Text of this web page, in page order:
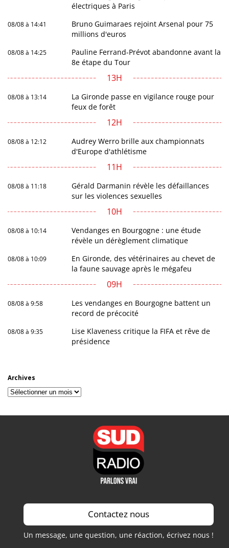
électriques à Paris
08/08 à 14:41
Bruno Guimaraes rejoint Arsenal pour 75
millions d'euros
08/08 à 14:25
Pauline Ferrand-Prévot abandonne avant la
8e étape du Tour
13H
08/08 à 13:14
La Gironde passe en vigilance rouge pour
feux de forêt
12H
08/08 à 12:12
Audrey Werro brille aux championnats
d'Europe d'athlétisme
11H
08/08 à 11:18
Gérald Darmanin révèle les défaillances
sur les violences sexuelles
10H
08/08 à 10:14
Vendanges en Bourgogne : une étude
révèle un dérèglement climatique
08/08 à 10:09
En Gironde, des vétérinaires au chevet de
la faune sauvage après le mégafeu
09H
08/08 à 9:58
Les vendanges en Bourgogne battent un
record de précocité
08/08 à 9:35
Lise Klaveness critique la FIFA et rêve de
présidence
Archives
Archives
Contactez nous
Un message, une question, une réaction, écrivez nous !